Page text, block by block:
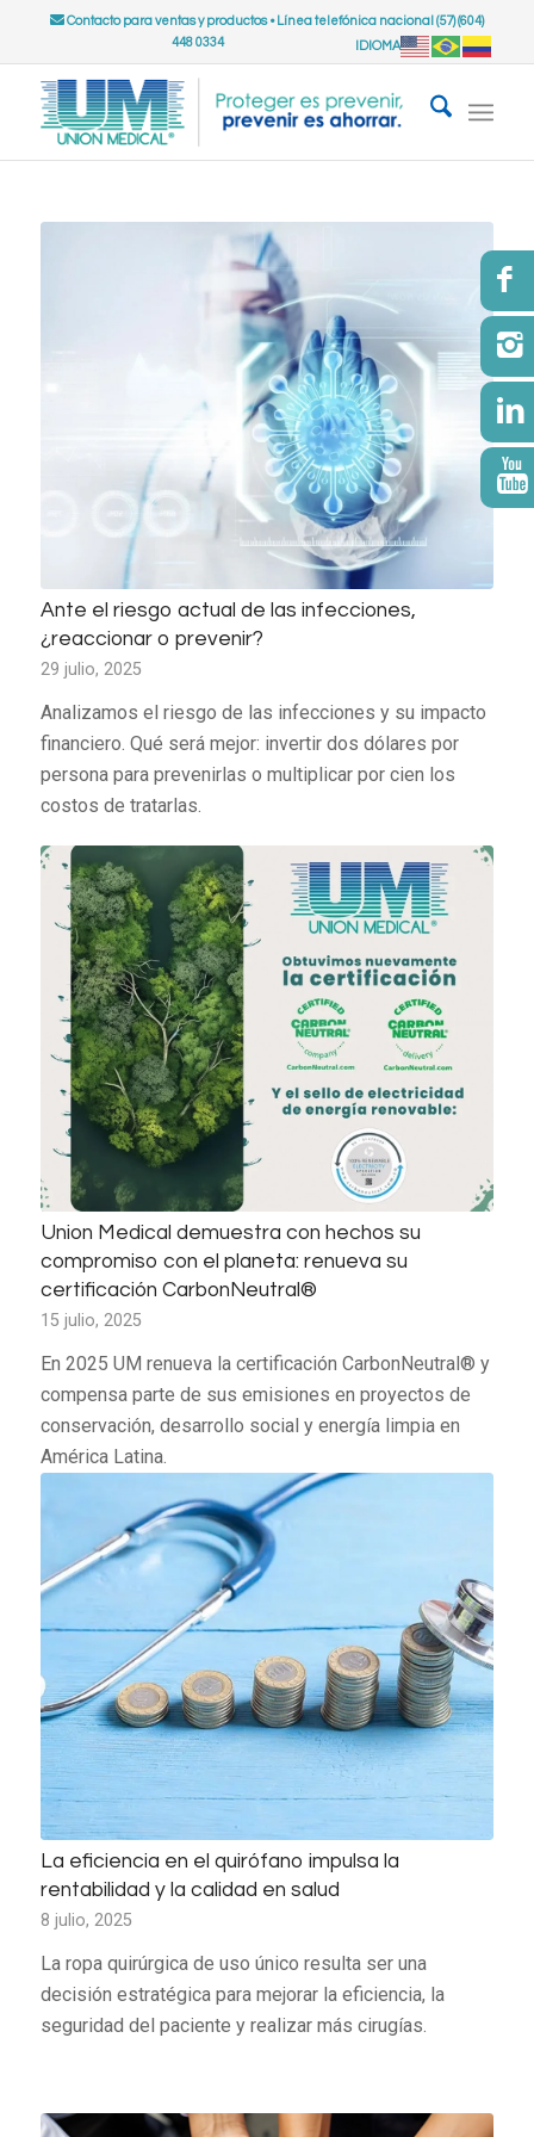
Contacto para ventas y productos• Línea telefónica nacional (57) (604)
448 0334
IDIOMA
Ante el riesgo actual de las infecciones,
¿reaccionar o prevenir?
29 julio, 2025
Analizamos el riesgo de las infecciones y su impacto
financiero. Qué será mejor: invertir dos dólares por
persona para prevenirlas o multiplicar por cien los
costos de tratarlas.
Union Medical demuestra con hechos su
compromiso con el planeta: renueva su
certificación CarbonNeutral®
15 julio, 2025
En 2025 UM renueva la certificación CarbonNeutral® y
compensa parte de sus emisiones en proyectos de
conservación, desarrollo social y energía limpia en
América Latina.
La eficiencia en el quirófano impulsa la
rentabilidad y la calidad en salud
8 julio, 2025
La ropa quirúrgica de uso único resulta ser una
decisión estratégica para mejorar la eficiencia, la
seguridad del paciente y realizar más cirugías.